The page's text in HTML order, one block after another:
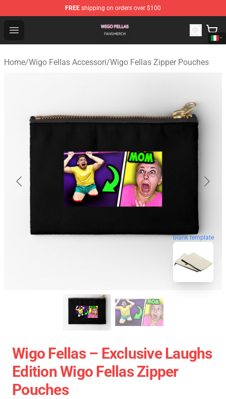
FREE shipping on orders over $100
Open menu
Wigo Fellas Shop - Official Wigo Fellas Merchandise
Home/Wigo Fellas Accessori/Wigo Fellas Zipper Pouches
blank template
Wigo Fellas – Exclusive Laughs
Edition Wigo Fellas Zipper
Pouches